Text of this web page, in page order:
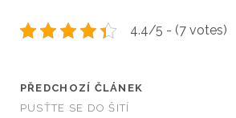
4.4/5 - (7 votes)
PŘEDCHOZÍ ČLÁNEK
PUSŤTE SE DO ŠITÍ